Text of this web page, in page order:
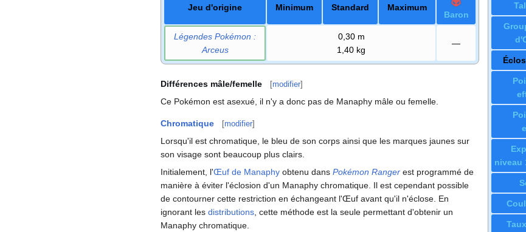
niveau
Jeu d'origine Minimum Standard Maximum
Baron
Légendes Pokémon :
Arceus
0,30 m
1,40 kg
—
Différences mâle/femelle [modifier]
Ce Pokémon est asexué, il n'y a donc pas de Manaphy mâle ou femelle.
Chromatique [modifier]
Lorsqu'il est chromatique, le bleu de son corps ainsi que les marques jaunes sur
son visage sont beaucoup plus clairs.
Initialement, l'Œuf de Manaphy obtenu dans Pokémon Ranger est programmé de
manière à éviter l'éclosion d'un Manaphy chromatique. Il est cependant possible
de contourner cette restriction en échangeant l'Œuf avant qu'il n'éclose. En
ignorant les distributions , cette méthode est la seule permettant d'obtenir un
Manaphy chromatique.